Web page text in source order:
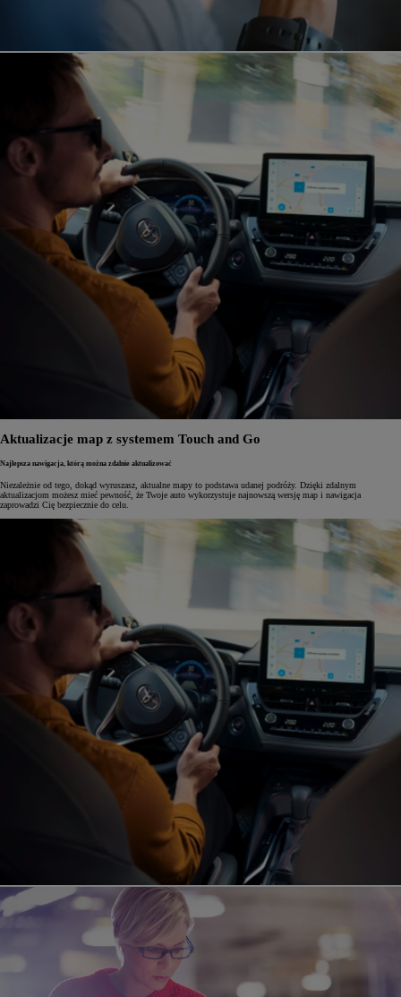
Aktualizacje map z systemem Touch and Go
Najlepsza nawigacja, którą można zdalnie aktualizować
Niezależnie od tego, dokąd wyruszasz, aktualne mapy to podstawa udanej podróży. Dzięki zdalnym
aktualizacjom możesz mieć pewność, że Twoje auto wykorzystuje najnowszą wersję map i nawigacja
zaprowadzi Cię bezpiecznie do celu.